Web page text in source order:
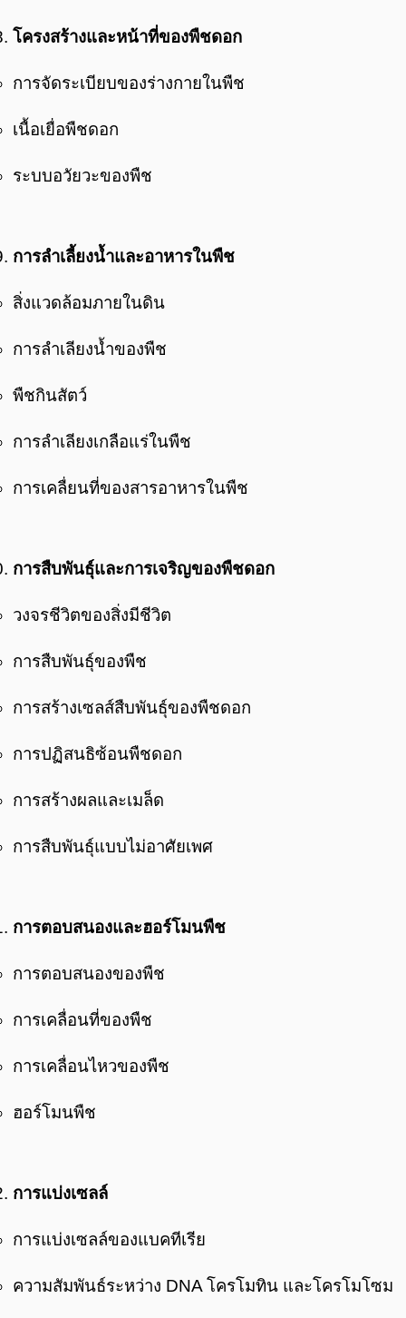
โครงสร้างและหน้าที่ของพืชดอก
การจัดระเบียบของร่างกายในพืช
เนื้อเยื่อพืชดอก
ระบบอวัยวะของพืช
การลำเลี้ยงน้ำและอาหารในพืช
สิ่งแวดล้อมภายในดิน
การลำเลียงน้ำของพืช
พืชกินสัตว์
การลำเลียงเกลือแร่ในพืช
การเคลื่ยนที่ของสารอาหารในพืช
การสืบพันธุ์และการเจริญของพืชดอก
วงจรชีวิตของสิ่งมีชีวิต
การสืบพันธุ์ของพืช
การสร้างเซลส์สืบพันธุ์ของพืชดอก
การปฏิสนธิซ้อนพืชดอก
การสร้างผลและเมล็ด
การสืบพันธุ์แบบไม่อาศัยเพศ
การตอบสนองและฮอร์โมนพืช
การตอบสนองของพืช
การเคลื่อนที่ของพืช
การเคลื่อนไหวของพืช
ฮอร์โมนพืช
การแบ่งเซลล์
การแบ่งเซลล์ของแบคทีเรีย
ความสัมพันธ์ระหว่าง DNA โครโมทิน และโครโมโซม